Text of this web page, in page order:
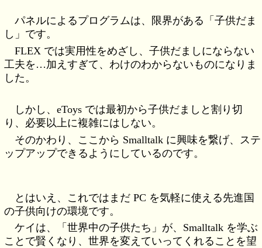
パネルによるプログラムは、限界がある「子供だま
し」です。
FLEX では実用性をめざし、子供だましにならない
工夫を…加えすぎて、わけのわからないものになりま
した。
しかし、eToys では最初から子供だましと割り切
り、必要以上に複雑にはしない。
そのかわり、ここから Smalltalk に興味を繋げ、ステ
ップアップできるようにしているのです。
とはいえ、これではまだ PC を気軽に使える先進国
の子供向けの環境です。
ケイは、「世界中の子供たち」が、Smalltalk を学ぶ
ことで賢くなり、世界を変えていってくれることを望